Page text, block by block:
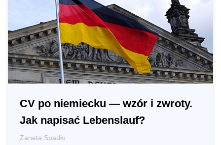
CV po niemiecku — wzór i zwroty.
Jak napisać Lebenslauf?
Żaneta Spadło